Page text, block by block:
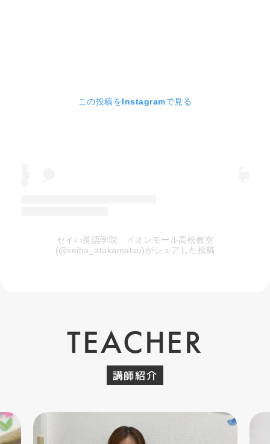
この投稿をInstagramで見る
セイハ英語学院 イオンモール高松教室
(@seiha_atakamatsu)がシェアした投稿
TEACHER
講師紹介